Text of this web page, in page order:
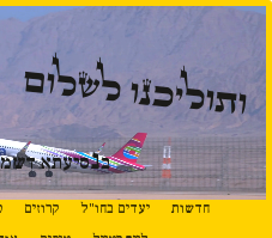
ותוליכנו לשלום
בנסיעתא
חדשות יעדים בחו"ל קרוזים